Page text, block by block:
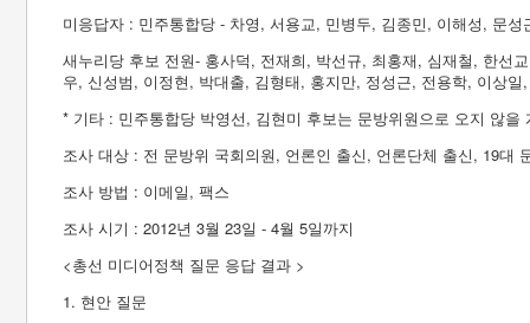
미응답자 : 민주통합당 - 차영, 서용교, 민병두, 김종민, 이해성, 문
새누리당 후보 전원- 홍사덕, 전재희, 박선규, 최홍재, 심재철, 한선
우, 신성범, 이정현, 박대출, 김형태, 홍지만, 정성근, 전용학, 이상일
* 기타 : 민주통합당 박영선, 김현미 후보는 문방위원으로 오지 않을
조사 대상 : 전 문방위 국회의원, 언론인 출신, 언론단체 출신, 19대
조사 방법 : 이메일, 팩스
조사 시기 : 2012년 3월 23일 - 4월 5일까지
<총선 미디어정책 질문 응답 결과 >
1. 현안 질문